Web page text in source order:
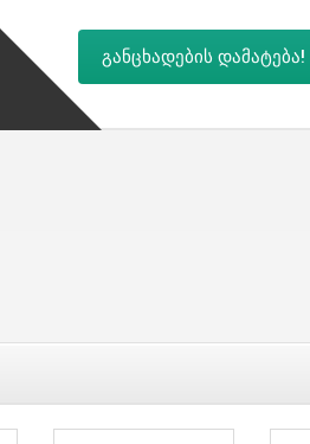
განცხადების დამატება!